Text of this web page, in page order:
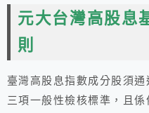
元大台灣高股息
則
臺灣高股息指數成分股須
三項一般性檢核標準，且